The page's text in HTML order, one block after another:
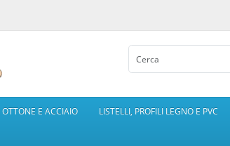
E ACCIAIO LISTELLI, PROFILI LEGNO E PVC